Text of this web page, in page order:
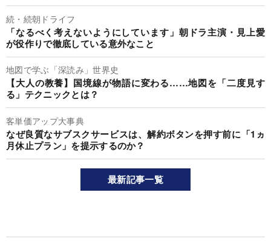
続・続朝ドライフ
「なるべく考えないようにしています」朝ドラ主演・見上愛
が役作りで徹底している意外なこと
地図で学ぶ「深読み」世界史
【大人の教養】国境線が物語に変わる……地図を「二度見す
る」テクニックとは？
客単価アップ大事典
なぜ良質なサブスクサービスは、解約ボタンを押す前に「1ヵ
月休止プラン」を提示するのか？
最新記事一覧